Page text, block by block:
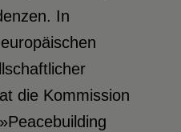
In
die Kommission